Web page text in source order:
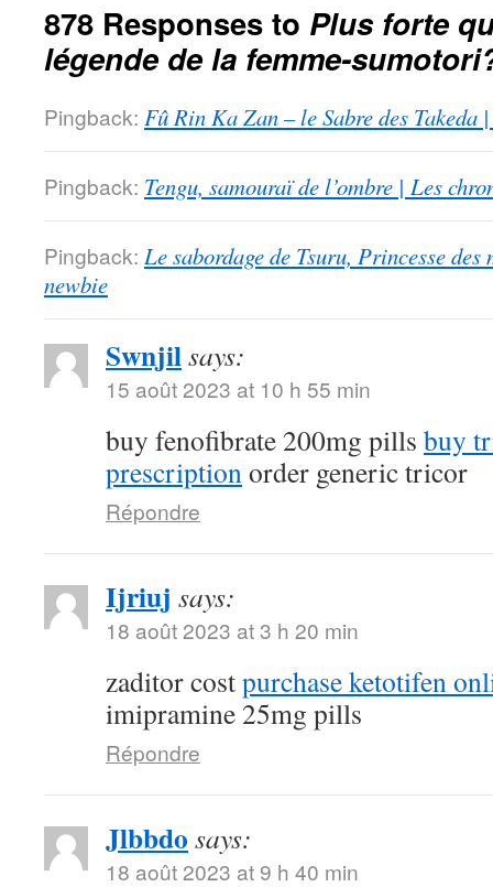
878 Responses to Plus forte
légende de la femme-
Pingback: Fû Rin Ka Zan – le Sabre des Takeda
Pingback: Tengu, samouraï de l’ombre | Les
Pingback: Le sabordage de Tsuru, Princesse
newbie
Swnjilsays:
15 août 2023 at 10 h 55 min
buy fenofibrate 200mg pills buy
prescriptionorder generic tricor
Répondre
Ijriuj says:
18 août 2023 at 3 h 20 min
zaditor costpurchase ketotifen
imipramine 25mg pills
Répondre
Jlbbdo says:
18 août 2023 at 9 h 40 min